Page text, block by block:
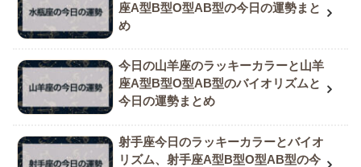
座A型B型O型AB型の今日の運勢まと
め
今日の山羊座のラッキーカラーと山羊
座A型B型O型AB型のバイオリズムと
今日の運勢まとめ
射手座今日のラッキーカラーとバイオ
リズム、射手座A型B型O型AB型の今